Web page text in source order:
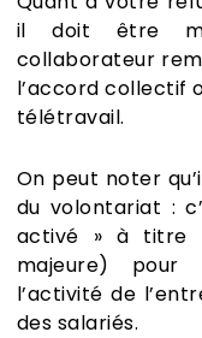
il doit être
collaborateur
l’accord collectif
télétravail.
On peut noter
du volontariat :
activé » à titre
majeure)
l’activité de
des salariés.